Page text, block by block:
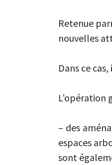
Retenue
nouvelles
Dans ce
L’opération
– des
espaces
sont